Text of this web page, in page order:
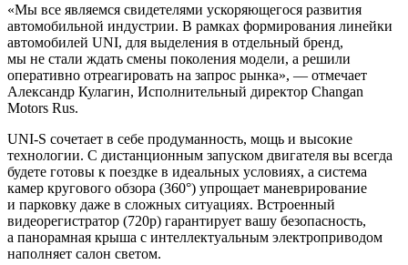
«Мы все являемся свидетелями ускоряющегося развития
автомобильной индустрии. В рамках формирования линейки
автомобилей UNI, для выделения в отдельный бренд,
мы не стали ждать смены поколения модели, а решили
оперативно отреагировать на запрос рынка», — отмечает
Александр Кулагин, Исполнительный директор Changan
Motors Rus.
UNI-S сочетает в себе продуманность, мощь и высокие
технологии. С дистанционным запуском двигателя вы всегда
будете готовы к поездке в идеальных условиях, а система
камер кругового обзора (360°) упрощает маневрирование
и парковку даже в сложных ситуациях. Встроенный
видеорегистратор (720p) гарантирует вашу безопасность,
а панорамная крыша с интеллектуальным электроприводом
наполняет салон светом.